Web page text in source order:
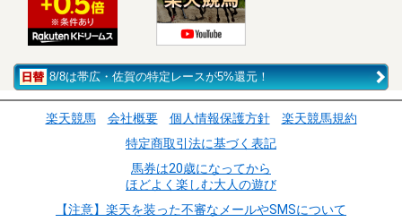
8/8は帯広・佐賀の特定レースが5%還元！
楽天競馬 会社概要 個人情報保護方針
楽天競馬規約
特定商取引法に基づく表記
馬券は20歳になってから
ほどよく楽しむ大人の遊び
【注意】楽天を装った不審なメールやSMSについて